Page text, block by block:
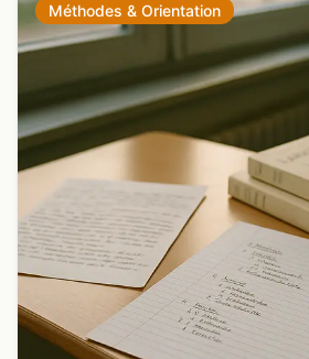
Méthodes & Orientation